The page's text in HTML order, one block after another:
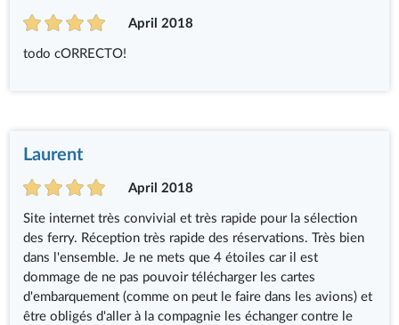
April 2018
todo cORRECTO!
Laurent
April 2018
Site internet très convivial et très rapide pour la sélection
des ferry. Réception très rapide des réservations. Très bien
dans l'ensemble. Je ne mets que 4 étoiles car il est
dommage de ne pas pouvoir télécharger les cartes
d'embarquement (comme on peut le faire dans les avions) et
être obligés d'aller à la compagnie les échanger contre le